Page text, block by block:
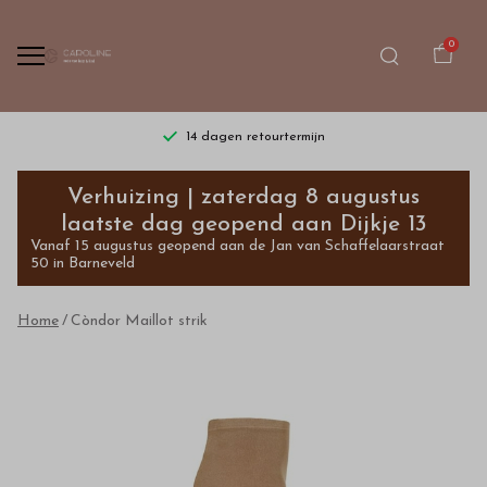
0
14 dagen retourtermijn
Còndor
Maillot
strik
kinderkleding
Verhuizing | zaterdag 8 augustus
laatste dag geopend aan Dijkje 13
Vanaf 15 augustus geopend aan de Jan van Schaffelaarstraat
50 in Barneveld
Home Còndor Maillot strik